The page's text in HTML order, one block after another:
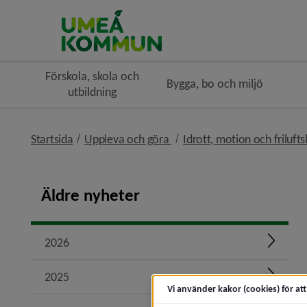
Förskola, skola och
utbildning
Bygga, bo och miljö
Startsida Uppleva och göra nivå i
Idrott, motion och
Äldre nyheter
2026
2025
Vi använder kakor (cookies) för